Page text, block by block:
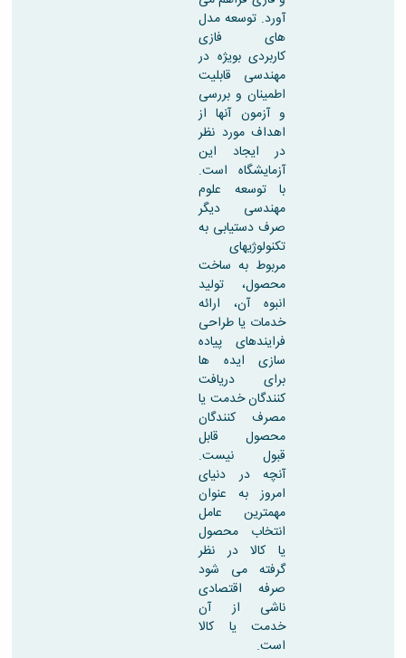
آورد. توسعه مدل
های فازی
کاربردی بویژه در
مهندسی قابلیت
اطمینان و بررسی
و آزمون آنها از
اهداف مورد نظر
در ایجاد این
آزمایشگاه است.
با توسعه علوم
مهندسی دیگر
صرف دستیابی به
تکنولوژیهای
مربوط به ساخت
محصول، تولید
انبوه آن، ارائه
خدمات یا طراحی
فرایندهای پیاده
سازی ایده ها
برای دریافت
کنندگان خدمت یا
مصرف کنندگان
محصول قابل
قبول نیست.
آنچه در دنیای
امروز به عنوان
مهمترین عامل
انتخاب محصول
یا کالا در نظر
گرفته می شود
صرفه اقتصادی
ناشی از آن
خدمت یا کالا
است.